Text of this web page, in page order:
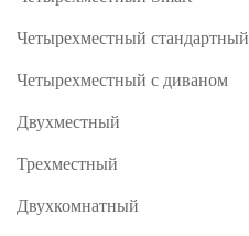
Четырехместный стандартный
Четырехместный с диваном
Двухместный
Трехместный
Двухкомнатный